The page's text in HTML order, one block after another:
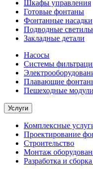
Шкафы управления
Готовые фонтаны
Фонтанные насадки
Подводные
Закладные детали
Насосы
Системы
Плавающие
Пешеходные модули
Услуги
Комплексные
Проектирование
Строительство
Монтаж
Разработка и